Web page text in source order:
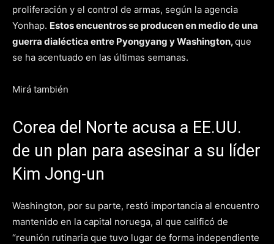
proliferación y el control de armas, según la agencia
Yonhap. Estos encuentros se producen en medio de una
guerra dialéctica entre Pyongyang y Washington,que
se ha acentuado en las últimas semanas.
Mirá también
Corea del Norte acusa a EE.UU.
de un plan para asesinar a su líder
Kim Jong-un
Washington, por su parte, restó importancia al encuentro
mantenido en la capital noruega, al que calificó de
“reunión rutinaria que tuvo lugar de forma independiente